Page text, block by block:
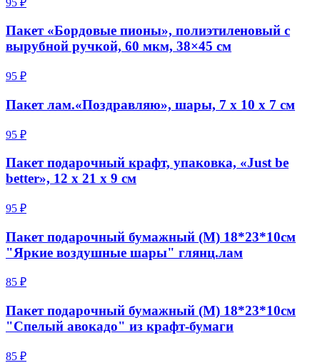
Пакет «Бордовые пионы», полиэтиленовый с
вырубной ручкой, 60 мкм, 38×45 см
95 ₽
Пакет лам.«Поздравляю», шары, 7 х 10 х 7 см
95 ₽
Пакет подарочный крафт, упаковка, «Just be
better», 12 х 21 х 9 см
95 ₽
Пакет подарочный бумажный (M) 18*23*10см
"Яркие воздушные шары" глянц.лам
85 ₽
Пакет подарочный бумажный (M) 18*23*10см
"Спелый авокадо" из крафт-бумаги
85 ₽